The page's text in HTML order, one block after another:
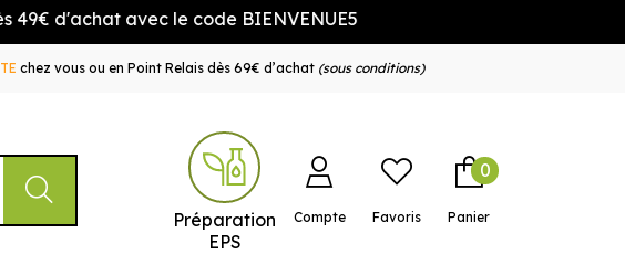
avec le code BIENVENUE5
chez vous ou en Point Relais dès 69€ d’achat (sous conditions)
en ligne à votre service
Préparation
EPS
Compte Favoris Panier
0